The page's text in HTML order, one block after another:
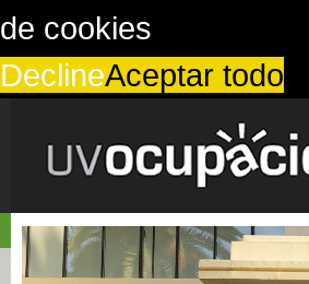
de cookies
DeclineAceptar todo